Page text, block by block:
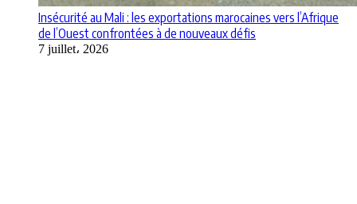
Insécurité au Mali : les exportations marocaines vers l’Afrique
de l’Ouest confrontées à de nouveaux défis
7 juillet، 2026